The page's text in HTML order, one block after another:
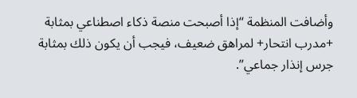
وأضافت المنظمة “إذا أصبحت منصة ذكاء اصطناعي بمثابة
+مدرب انتحار+ لمراهق ضعيف، فيجب أن يكون ذلك بمثابة
جرس إنذار جماعي”.